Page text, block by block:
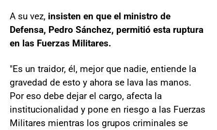
A su vez, insisten en que el ministro de
Defensa, Pedro Sánchez, permitió esta ruptura
en las Fuerzas Militares.
"Es un traidor, él, mejor que nadie, entiende la
gravedad de esto y ahora se lava las manos.
Por eso debe dejar el cargo, afecta la
institucionalidad y pone en riesgo a las Fuerzas
Militares mientras los grupos criminales se